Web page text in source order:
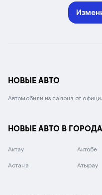
НОВЫЕ АВТО
Автомобили из салона от
НОВЫЕ АВТО В
Актау Актобе
Астана Атырау